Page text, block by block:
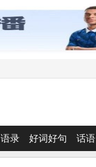
语录 好词好句 话语